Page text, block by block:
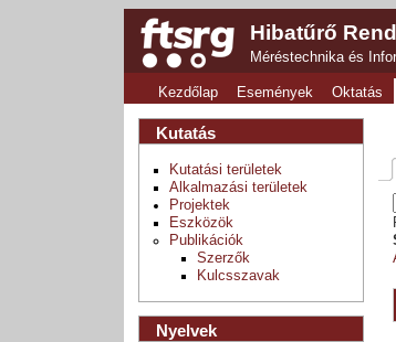
Hibatűrő
Méréstechnika és
Kezdőlap Események Oktatás
Kutatás
Kutatási területek
Alkalmazási területek
Projektek
Eszközök
Publikációk
Szerzők
Kulcsszavak
Nyelvek